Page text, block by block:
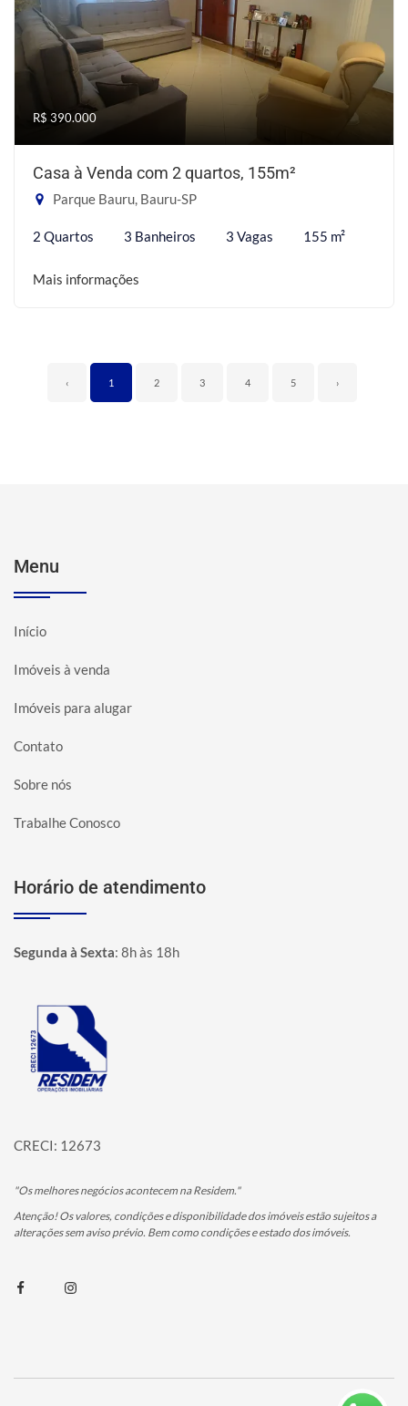
R$ 390.000
Casa à Venda com 2 quartos, 155m²
Parque Bauru, Bauru-SP
2 Quartos 3 Banheiros 3 Vagas 155 m²
Mais informações
‹ 1 2 3 4 5 ›
Menu
Início
Imóveis à venda
Imóveis para alugar
Contato
Sobre nós
Trabalhe Conosco
Horário de atendimento
Segunda à Sexta: 8h às 18h
Página inicial
CRECI: 12673
"Os melhores negócios acontecem na Residem."
Atenção! Os valores, condições e disponibilidade dos imóveis estão sujeitos a
alterações sem aviso prévio. Bem como condições e estado dos imóveis.
FacebookInstagram